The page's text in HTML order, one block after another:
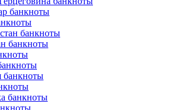
банкноты
банкноты
банкноты
банкноты
банкноты